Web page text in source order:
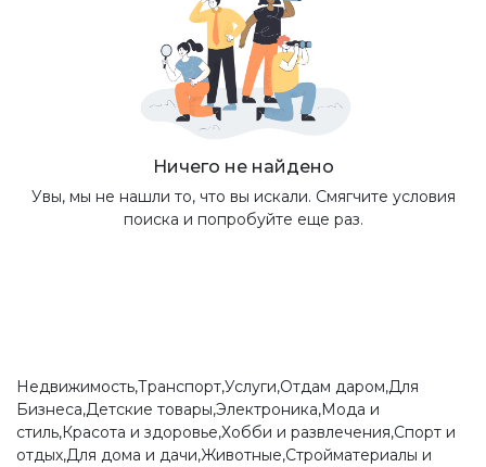
Ничего не найдено
Увы, мы не нашли то, что вы искали. Смягчите условия
поиска и попробуйте еще раз.
Недвижимость,Транспорт,Услуги,Отдам даром,Для
Бизнеса,Детские товары,Электроника,Мода и
стиль,Красота и здоровье,Хобби и развлечения,Спорт и
отдых,Для дома и дачи,Животные,Стройматериалы и